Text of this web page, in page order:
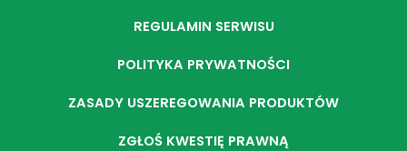
REGULAMIN SERWISU
POLITYKA PRYWATNOŚCI
ZASADY USZEREGOWANIA PRODUKTÓW
ZGŁOŚ KWESTIĘ PRAWNĄ